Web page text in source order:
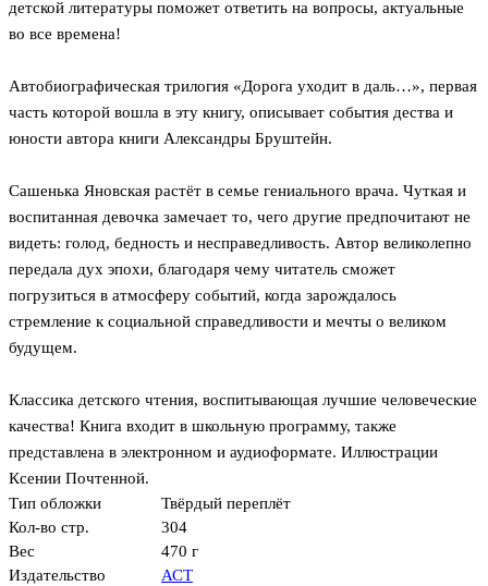
детской литературы поможет ответить на вопросы, актуальные
во все времена!
Автобиографическая трилогия «Дорога уходит в даль…», первая
часть которой вошла в эту книгу, описывает события дества и
юности автора книги Александры Бруштейн.
Сашенька Яновская растёт в семье гениального врача. Чуткая и
воспитанная девочка замечает то, чего другие предпочитают не
видеть: голод, бедность и несправедливость. Автор великолепно
передала дух эпохи, благодаря чему читатель сможет
погрузиться в атмосферу событий, когда зарождалось
стремление к социальной справедливости и мечты о великом
будущем.
Классика детского чтения, воспитывающая лучшие человеческие
качества! Книга входит в школьную программу, также
представлена в электронном и аудиоформате. Иллюстрации
Ксении Почтенной.
Тип обложки
Твёрдый переплёт
Кол-во стр.
304
Вес
470 г
Издательство
АСТ